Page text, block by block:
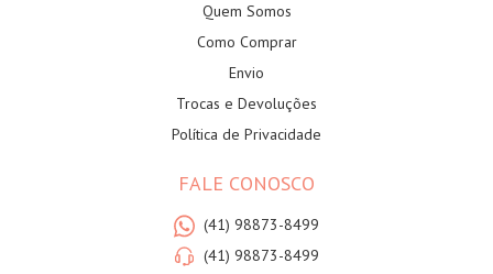
Quem Somos
Como Comprar
Envio
Trocas e Devoluções
Política de Privacidade
FALE CONOSCO
(41) 98873-8499
(41) 98873-8499